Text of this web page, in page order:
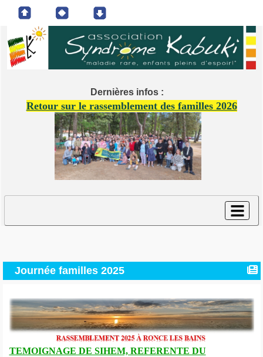
Dernières infos :
Retour sur le rassemblement des familles 2026
Journée familles 2025
TEMOIGNAGE DE SIHEM, REFERENTE DU